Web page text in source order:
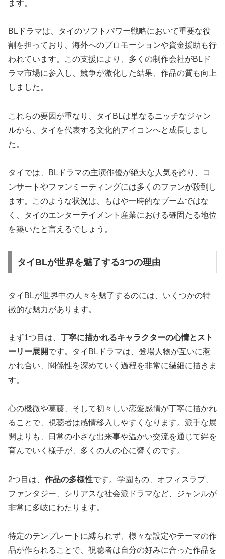
ます。
BLドラマは、タイのソフトパワー戦略において重要な役
割を担っており、海外へのプロモーションや資金援助も行
われています。この支援により、多くの制作会社がBLド
ラマ市場に参入し、競争が激化した結果、作品の質も向上
しました。
これらの要因が重なり、タイBLは単なるニッチなジャン
ルから、タイを代表する文化的アイコンへと成長しまし
た。
タイでは、BLドラマの主演俳優が絶大な人気を誇り、コ
ンサートやファンミーティングには多くのファンが殺到し
ます。このような状況は、もはや一時的なブームではな
く、タイのエンターテイメント産業における確固たる地位
を築いたと言えるでしょう。
タイBLが世界を魅了する3つの理由
タイBLが世界中の人々を魅了するのには、いくつかの特
徴的な魅力があります。
まず1つ目は、 丁寧に描かれるキャラクターの心情とスト
ーリー展開です。タイBLドラマは、登場人物が互いに惹
かれ合い、関係性を深めていく過程を非常に繊細に描きま
す。
心の機微や葛藤、そして初々しい恋愛感情が丁寧に描かれ
ることで、視聴者は感情移入しやすくなります。派手な展
開よりも、日常の小さな出来事や温かい交流を通じて絆を
育んでいく様子が、多くの人の心に響くのです。
2つ目は、 作品の多様性です。学園もの、オフィスラブ、
ファンタジー、シリアスな社会派ドラマなど、ジャンルが
非常に多岐にわたります。
特定のテンプレートに縛られず、様々な設定やテーマの作
品が作られることで、視聴者は自分の好みに合った作品を